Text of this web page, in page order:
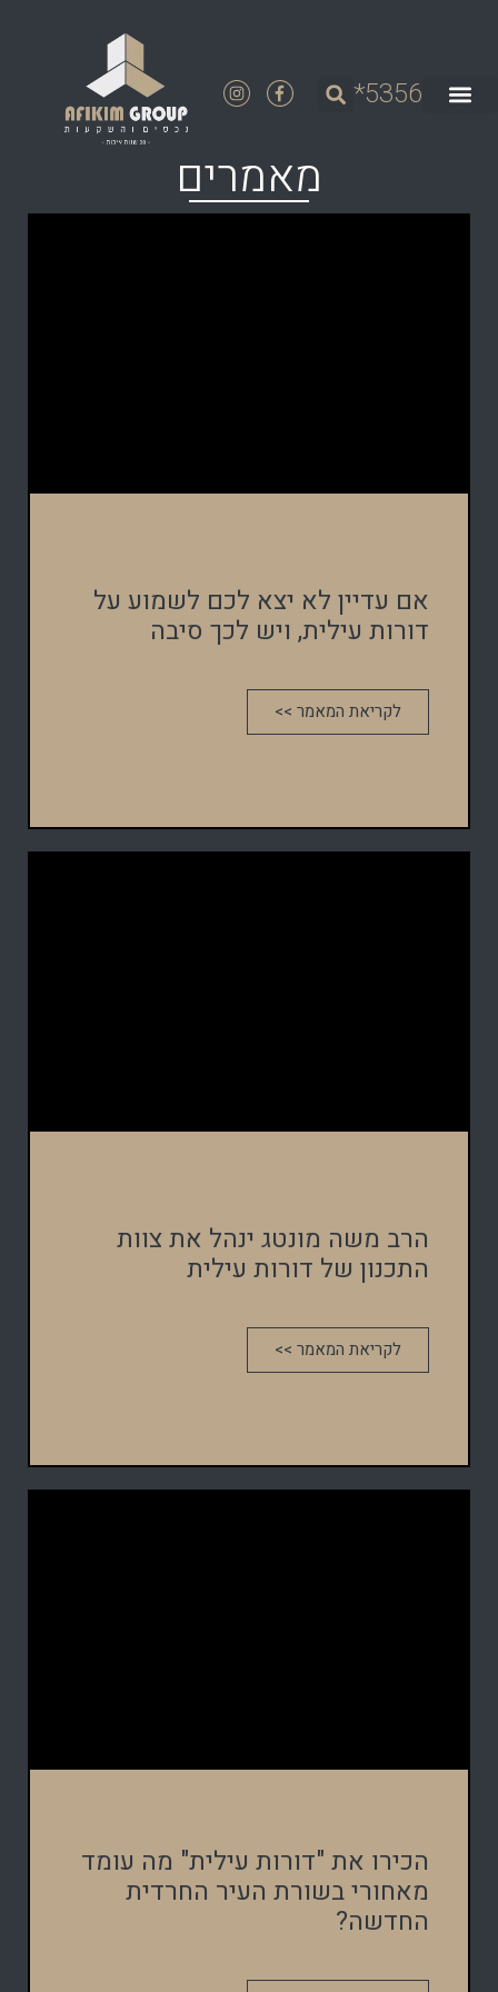
5356*
מאמרים
אם עדיין לא יצא לכם לשמוע על
דורות עילית, ויש לכך סיבה
לקריאת המאמר >>
הרב משה מונטג ינהל את צוות
התכנון של דורות עילית
לקריאת המאמר >>
הכירו את "דורות עילית" מה עומד
מאחורי בשורת העיר החרדית
החדשה?